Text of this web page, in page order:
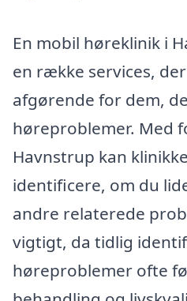
En mobil høreklinik i
en række services,
afgørende for dem,
høreproblemer. Med
Havnstrup kan
identificere, om du
andre relaterede
vigtigt, da tidlig
høreproblemer ofte